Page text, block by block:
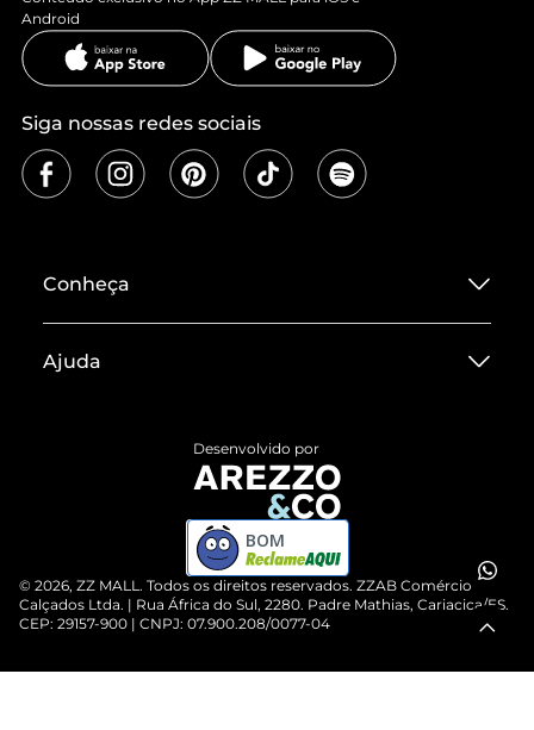
Android
Siga nossas redes sociais
Conheça
Termos de Uso
Cartão Presente
Ajuda
Compre pelo WhatsApp
© 2026, ZZ MALL. Todos os direitos reservados. ZZAB Comércio de
Calçados Ltda. | Rua África do Sul, 2280. Padre Mathias, Cariacica/ES.
CEP: 29157-900 | CNPJ: 07.900.208/0077-04
Desenvolvido por
BOM